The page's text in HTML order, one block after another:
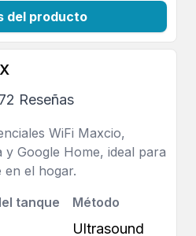
del producto
Reseñas
WiFi Maxcio,
Google Home, ideal para
en el hogar.
tanque Método
Ultrasound